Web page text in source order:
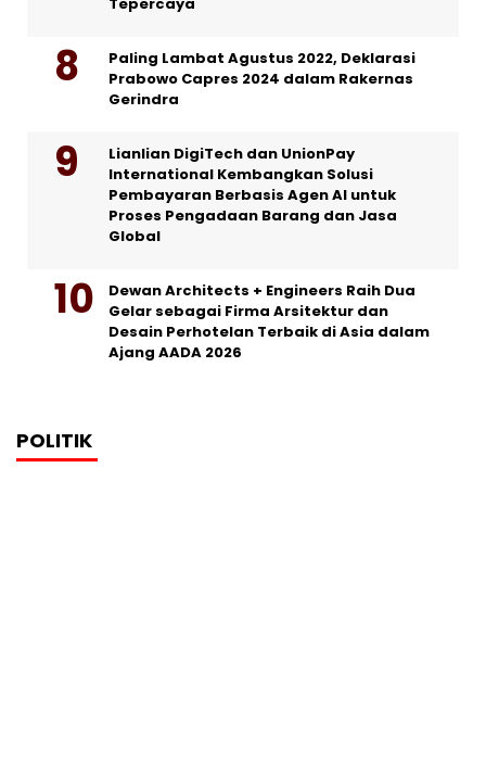
Paling Lambat Agustus 2022, Deklarasi
Prabowo Capres 2024 dalam Rakernas
Gerindra
Lianlian DigiTech dan UnionPay
International Kembangkan Solusi
Pembayaran Berbasis Agen AI untuk
Proses Pengadaan Barang dan Jasa
Global
Dewan Architects + Engineers Raih Dua
Gelar sebagai Firma Arsitektur dan
Desain Perhotelan Terbaik di Asia dalam
Ajang AADA 2026
POLITIK